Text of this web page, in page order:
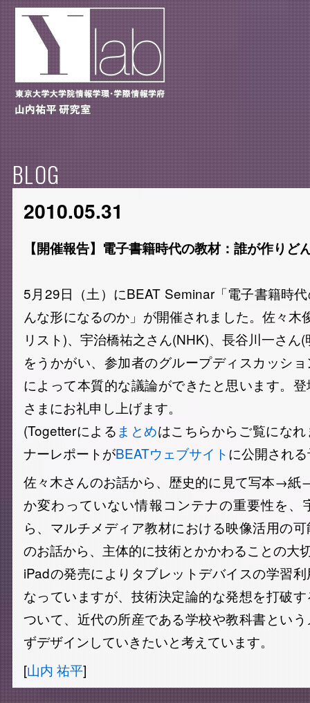
BLOG
2010.05.31
【開催報告】電子書籍時代の教材：誰が作りど
5月29日（土）にBEAT Seminar「電子書籍時
んな形になるのか」が開催されました。佐々木
リスト)、宇治橋祐之さん(NHK)、長谷川一さん
をうかがい、参加者のグループディスカッシ
によって本質的な議論ができたと思います。
さまにお礼申し上げます。
(Togetterによる まとめはこちらからご覧にな
ナーレポートがBEATウェブサイトに公開され
佐々木さんのお話から、歴史的に見て写本→紙
か変わっていない情報コンテナの重要性を、
ら、マルチメディア教材における映像活用の
のお話から、主体的に技術とかかわることの大
iPadの発売によりタブレットデバイスの学習
なっていますが、技術決定論的な発想を打破
ついて、近代の所産である学校や教科書とい
ずデザインしていきたいと考えています。
[山内 祐平]